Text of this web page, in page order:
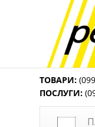
ТОВАРИ:
ПОСЛУГИ: